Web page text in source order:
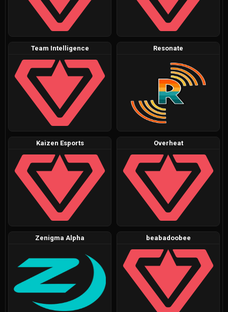
Team Intelligence Resonate
Kaizen Esports Overheat
Zenigma Alpha beabadoobee